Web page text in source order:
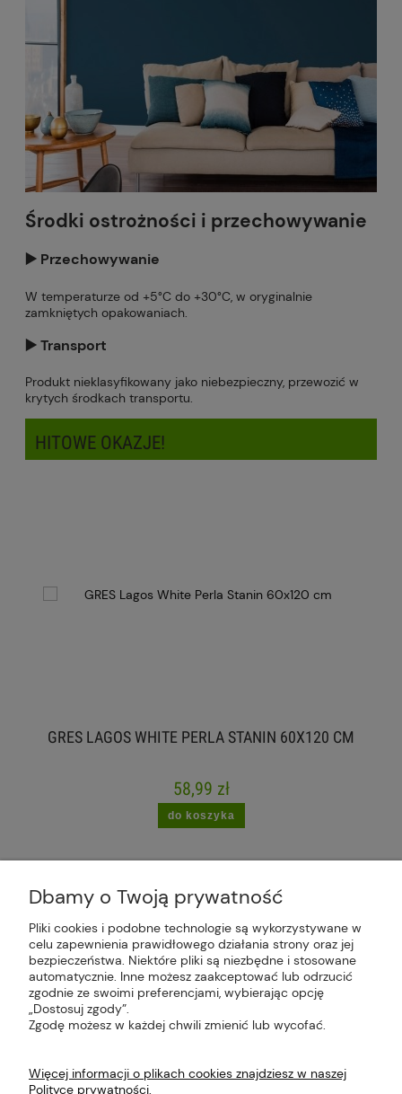
Środki ostrożności i przechowywanie
▶️ Przechowywanie
W temperaturze od +5°C do +30°C, w oryginalnie
zamkniętych opakowaniach.
▶️ Transport
Produkt nieklasyfikowany jako niebezpieczny, przewozić w
krytych środkach transportu.
HITOWE OKAZJE!
GRES LAGOS WHITE PERLA STANIN 60X120 CM
58,99 zł
do koszyka
Plus Market Sp. z o.o. | Zakręcie 2K, 22-300
Krasnystaw, woj. lubelskie | sklep@plus-market.pl
| tel: 607 770 953 | NIP: 5170405164
Dbamy o Twoją prywatność
Pliki cookies i podobne technologie są wykorzystywane w
celu zapewnienia prawidłowego działania strony oraz jej
bezpieczeństwa. Niektóre pliki są niezbędne i stosowane
automatycznie. Inne możesz zaakceptować lub odrzucić
zgodnie ze swoimi preferencjami, wybierając opcję
„Dostosuj zgody”.
Zgodę możesz w każdej chwili zmienić lub wycofać.
Więcej informacji o plikach cookies znajdziesz w naszej
Polityce prywatności.